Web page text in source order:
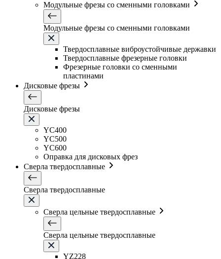
Модульные фрезы со сменными головками
Модульные фрезы со сменными головками
Твердосплавные виброустойчивые державки
Твердосплавные фрезерные головки
Фрезерные головки со сменными
пластинами
Дисковые фрезы
Дисковые фрезы
YC400
YC500
YC600
Оправка для дисковых фрез
Сверла твердосплавные
Сверла твердосплавные
Сверла цельные твердосплавные
Сверла цельные твердосплавные
YZ228